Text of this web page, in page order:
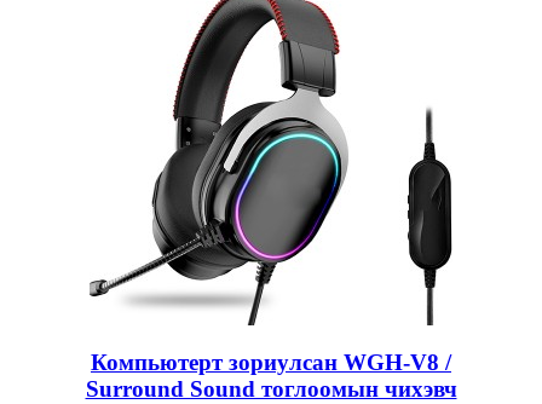
Компьютерт зориулсан WGH-V8 /
Surround Sound тоглоомын чихэвч